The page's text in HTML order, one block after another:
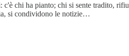
chi ha pianto; chi si sente tradito,
si condividono le notizie…